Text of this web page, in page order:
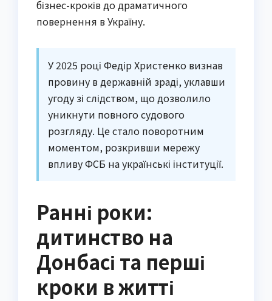
бізнес-кроків до драматичного
повернення в Україну.
У 2025 році Федір Христенко визнав
провину в державній зраді, уклавши
угоду зі слідством, що дозволило
уникнути повного судового
розгляду. Це стало поворотним
моментом, розкривши мережу
впливу ФСБ на українські інституції.
Ранні роки:
дитинство на
Донбасі та перші
кроки в житті